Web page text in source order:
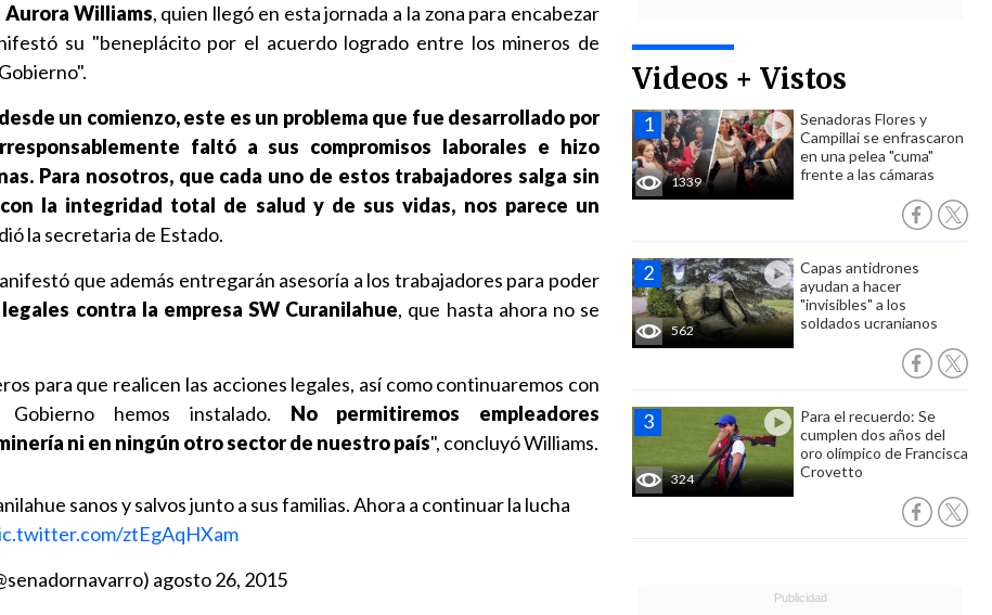
Videos + Vistos
1339
Senadoras Flores y
Campillai se enfrascaron
en una pelea "cuma"
frente a las cámaras
562
Capas antidrones
ayudan a hacer
"invisibles" a los
soldados ucranianos
324
Para el recuerdo: Se
cumplen dos años del
oro olímpico de Francisca
Crovetto
Aurora Williams, quien llegó en esta jornada a la zona para encabezar
su "beneplácito por el acuerdo logrado entre los mineros de
un comienzo, este es un problema que fue desarrollado por
faltó a sus compromisos laborales e hizo
Para nosotros, que cada uno de estos trabajadores salga sin
la integridad total de salud y de sus vidas, nos parece un
la secretaria de Estado.
que además entregarán asesoría a los trabajadores para poder
contra la empresa SW Curanilahue, que hasta ahora no se
para que realicen las acciones legales, así como continuaremos con
hemos instalado. No permitiremos empleadores
ni en ningún otro sector de nuestro país", concluyó Williams.
sanos y salvos junto a sus familias. Ahora a continuar la lucha
ztEgAqHXam
agosto 26, 2015